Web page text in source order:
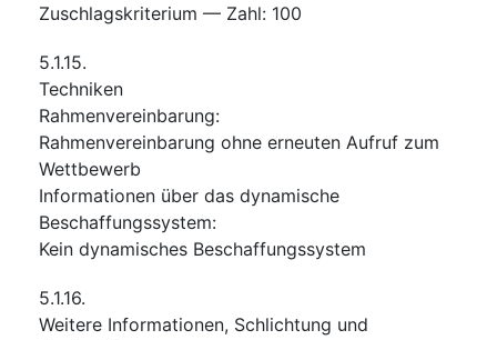
Zuschlagskriterium — Zahl: 100
5.1.15.
Techniken
Rahmenvereinbarung:
Rahmenvereinbarung ohne erneuten Aufruf zum
Wettbewerb
Informationen über das dynamische
Beschaffungssystem:
Kein dynamisches Beschaffungssystem
5.1.16.
Weitere Informationen, Schlichtung und